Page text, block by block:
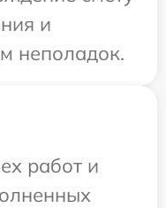
и
неполадок.
работ и